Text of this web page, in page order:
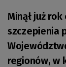
Minął już
szczepienia
regionów, w